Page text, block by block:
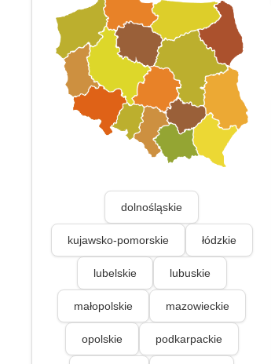
dolnośląskie
kujawsko-pomorskie łódzkie
lubelskie lubuskie
małopolskie mazowieckie
opolskie podkarpackie